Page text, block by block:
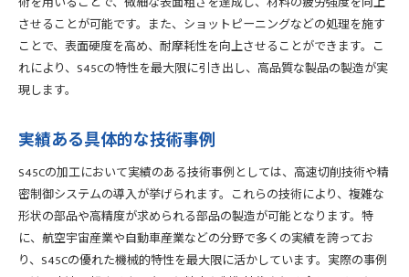
させることが可能です。また、ショットピーニングなどの処理を施す
ことで、表面硬度を高め、耐摩耗性を向上させることができます。こ
れにより、S45Cの特性を最大限に引き出し、高品質な製品の製造が実
現します。
実績ある具体的な技術事例
S45Cの加工において実績のある技術事例としては、高速切削技術や精
密制御システムの導入が挙げられます。これらの技術により、複雑な
形状の部品や高精度が求められる部品の製造が可能となります。特
に、航空宇宙産業や自動車産業などの分野で多くの実績を誇ってお
り、S45Cの優れた機械的特性を最大限に活かしています。実際の事例